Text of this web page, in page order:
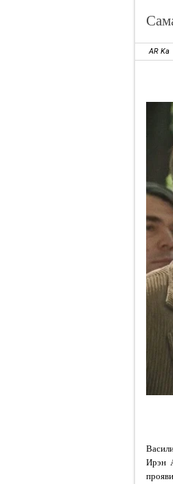
AR Ka
Ирэн